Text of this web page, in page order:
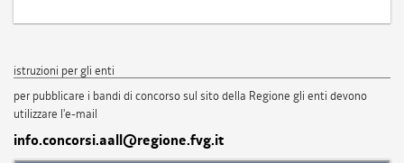
istruzioni per gli enti
per pubblicare i bandi di concorso sul sito della Regione gli enti devono
utilizzare l'e-mail
info.concorsi.aall@regione.fvg.it